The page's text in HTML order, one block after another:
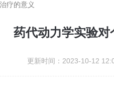
疗的意义
药代动力学实验对
更新时间：2023-10-12